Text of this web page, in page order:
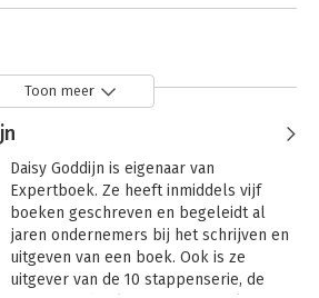
Toon meer
Daisy Goddijn is eigenaar van
Expertboek. Ze heeft inmiddels vijf
boeken geschreven en begeleidt al
jaren ondernemers bij het schrijven en
uitgeven van een boek. Ook is ze
uitgever van de 10 stappenserie, de